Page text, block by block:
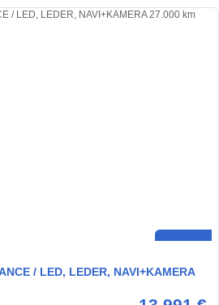
/ LED, LEDER, NAVI+KAMERA